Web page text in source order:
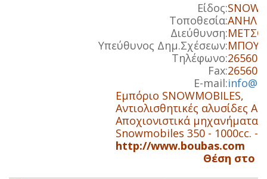
Είδος:
Τοποθεσία:
Διεύθυνση:
Υπεύθυνος Δημ.Σχέσεων:
Τηλέφωνο:26560
Fax:26560
E-mail:
Εμπόριο SNOWMOBILES,
Αντιολισθητικές αλυσίδες
Αποχιονιστικά μηχανήματα.,,
Snowmobiles 350 - 1000cc. -
http://www.boubas.com
Θέση στο